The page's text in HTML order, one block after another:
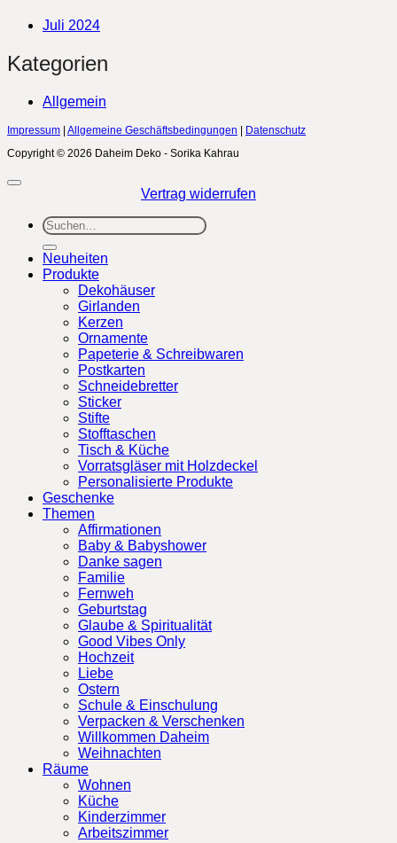
Juli 2024
Kategorien
Allgemein
Impressum | Allgemeine Geschäftsbedingungen | Datenschutz
Copyright © 2026 Daheim Deko - Sorika Kahrau
Vertrag widerrufen
Suchen
nach:
Neuheiten
Produkte
Dekohäuser
Girlanden
Kerzen
Ornamente
Papeterie & Schreibwaren
Postkarten
Schneidebretter
Sticker
Stifte
Stofftaschen
Tisch & Küche
Vorratsgläser mit Holzdeckel
Personalisierte Produkte
Geschenke
Themen
Affirmationen
Baby & Babyshower
Danke sagen
Familie
Fernweh
Geburtstag
Glaube & Spiritualität
Good Vibes Only
Hochzeit
Liebe
Ostern
Schule & Einschulung
Verpacken & Verschenken
Willkommen Daheim
Weihnachten
Räume
Wohnen
Küche
Kinderzimmer
Arbeitszimmer